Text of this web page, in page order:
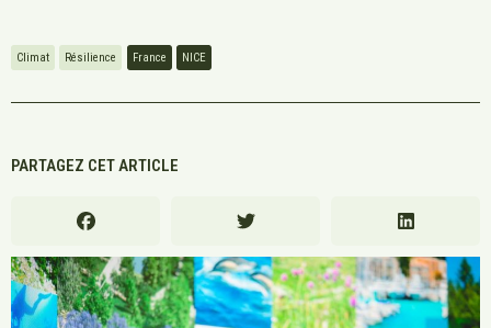
Climat Résilience France NICE
PARTAGEZ CET ARTICLE